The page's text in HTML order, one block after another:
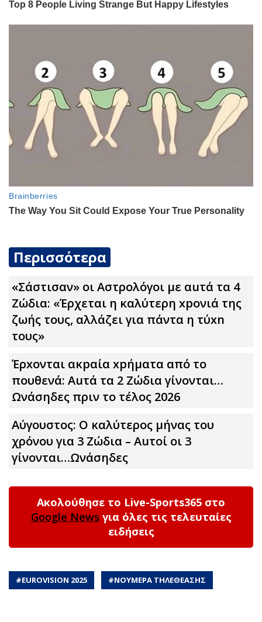
Περισσότερα
«Σάστισαν» οι Αστρολόγοι με αuτά τα 4
Zώδια: «Έρχεται η καλύτερη xpoνιά της
ζωής τους, αλλάζει για πάντα η τύxn
τους»
Έρxoνται ακpαία xpήματα από το
πουθενά: Αuτά τα 2 Zώδια γίνονται…
Ωνάσηδες πριν το τέλος 2026
Αύγουστος: Ο καλύτερος μήνας του
χρόνου για 3 Zώδια – Αuτοί οι 3
γίνονται…Ωνάσηδες
Ακολούθησε το Live-Sports365 στο
Google News για όλες τις τελευταίες
ειδήσεις
#EUROVISION 2025 #ΝΟΥΜΕΡΑ ΤΗΛΕΘΕΑΣΗΣ